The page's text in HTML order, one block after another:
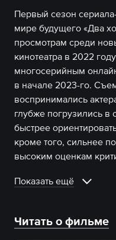
Первый сезон
мире будущего «Два
просмотрам среди
кинотеатра в 2022
многосерийным
в начале 2023-го.
воспринимались
глубже погрузились в
быстрее
кроме того, сильнее
высоким оценкам
Показать ещё
Читать о фильме